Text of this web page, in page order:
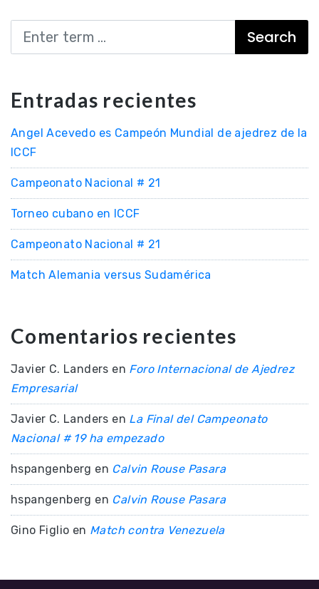
Search
Entradas recientes
Angel Acevedo es Campeón Mundial de ajedrez de la
ICCF
Campeonato Nacional # 21
Torneo cubano en ICCF
Campeonato Nacional # 21
Match Alemania versus Sudamérica
Comentarios recientes
Javier C. Landers en Foro Internacional de Ajedrez
Empresarial
Javier C. Landers en La Final del Campeonato
Nacional # 19 ha empezado
hspangenberg en Calvin Rouse Pasara
hspangenberg en Calvin Rouse Pasara
Gino Figlio en Match contra Venezuela